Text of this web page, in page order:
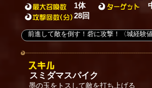
1体
28回
前進して敵を倒す！砦に攻撃！〈城経験値
スミダマスパイク
墨の玉をトスして敵を打ち上げる